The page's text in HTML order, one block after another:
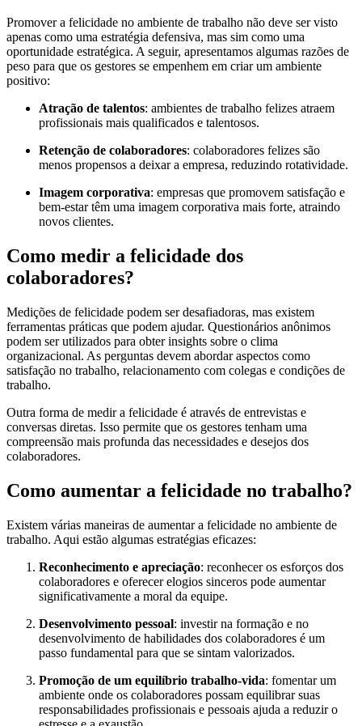
Promover a felicidade no ambiente de trabalho não deve ser visto
apenas como uma estratégia defensiva, mas sim como uma
oportunidade estratégica. A seguir, apresentamos algumas razões de
peso para que os gestores se empenhem em criar um ambiente
positivo:
Atração de talentos: ambientes de trabalho felizes atraem
profissionais mais qualificados e talentosos.
Retenção de colaboradores: colaboradores felizes são
menos propensos a deixar a empresa, reduzindo rotatividade.
Imagem corporativa: empresas que promovem satisfação e
bem-estar têm uma imagem corporativa mais forte, atraindo
novos clientes.
Como medir a felicidade dos
colaboradores?
Medições de felicidade podem ser desafiadoras, mas existem
ferramentas práticas que podem ajudar. Questionários anônimos
podem ser utilizados para obter insights sobre o clima
organizacional. As perguntas devem abordar aspectos como
satisfação no trabalho, relacionamento com colegas e condições de
trabalho.
Outra forma de medir a felicidade é através de entrevistas e
conversas diretas. Isso permite que os gestores tenham uma
compreensão mais profunda das necessidades e desejos dos
colaboradores.
Como aumentar a felicidade no trabalho?
Existem várias maneiras de aumentar a felicidade no ambiente de
trabalho. Aqui estão algumas estratégias eficazes:
Reconhecimento e apreciação: reconhecer os esforços dos
colaboradores e oferecer elogios sinceros pode aumentar
significativamente a moral da equipe.
Desenvolvimento pessoal: investir na formação e no
desenvolvimento de habilidades dos colaboradores é um
passo fundamental para que se sintam valorizados.
Promoção de um equilíbrio trabalho-vida: fomentar um
ambiente onde os colaboradores possam equilibrar suas
responsabilidades profissionais e pessoais ajuda a reduzir o